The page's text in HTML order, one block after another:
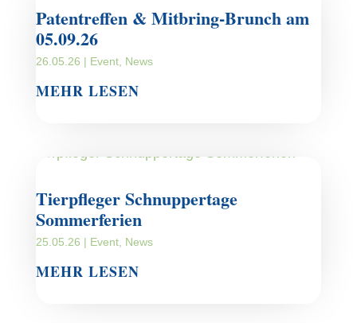
Patentreffen & Mitbring-Brunch am
05.09.26
26.05.26 | Event, News
MEHR LESEN
Tierpfleger Schnuppertage
Sommerferien
25.05.26 | Event, News
MEHR LESEN